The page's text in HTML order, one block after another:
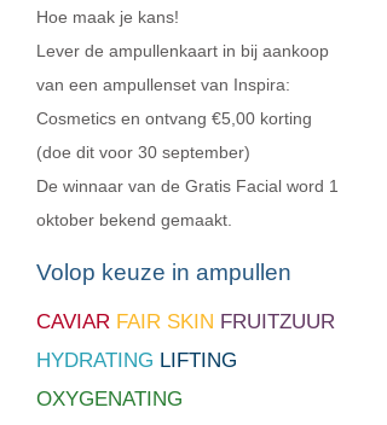
Hoe maak je kans!
Lever de ampullenkaart in bij aankoop
van een ampullenset van Inspira:
Cosmetics en ontvang €5,00 korting
(doe dit voor 30 september)
De winnaar van de Gratis Facial word 1
oktober bekend gemaakt.
Volop keuze in ampullen
CAVIAR FAIR SKIN FRUITZUUR
HYDRATING LIFTING
OXYGENATING